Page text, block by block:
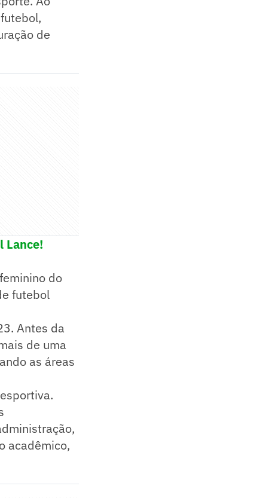
de
Lance!
do
futebol
Antes da
de uma
as áreas
acadêmico,